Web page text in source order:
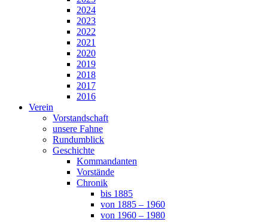
2024
2023
2022
2021
2020
2019
2018
2017
2016
Verein
Vorstandschaft
unsere Fahne
Rundumblick
Geschichte
Kommandanten
Vorstände
Chronik
bis 1885
von 1885 – 1960
von 1960 – 1980